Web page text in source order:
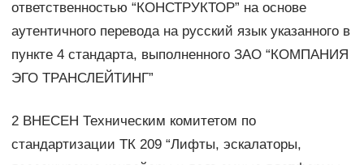
ответственностью “КОНСТРУКТОР” на основе
аутентичного перевода на русский язык указанного в
пункте 4 стандарта, выполненного ЗАО “КОМПАНИЯ
ЭГО ТРАНСЛЕЙТИНГ”
2 ВНЕСЕН Техническим комитетом по
стандартизации ТК 209 “Лифты, эскалаторы,